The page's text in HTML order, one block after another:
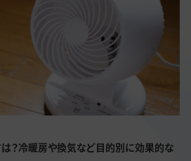
？冷暖房や換気など目的別に効果的な